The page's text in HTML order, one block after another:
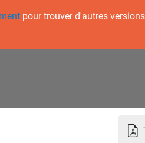
pour trouver d'autres